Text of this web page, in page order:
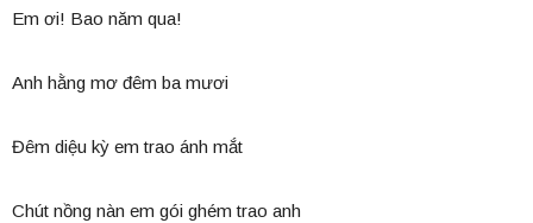
Em ơi! Bao năm qua!
Anh hằng mơ đêm ba mươi
Đêm diệu kỳ em trao ánh mắt
Chút nồng nàn em gói ghém trao anh